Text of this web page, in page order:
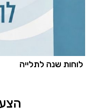
לוחות שנה לתלייה